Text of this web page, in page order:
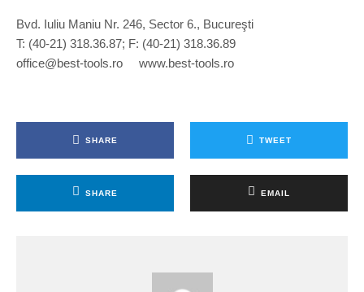
Bvd. Iuliu Maniu Nr. 246, Sector 6., Bucureşti
T: (40-21) 318.36.87; F: (40-21) 318.36.89
office@best-tools.ro www.best-tools.ro
SHARE TWEET
SHARE EMAIL